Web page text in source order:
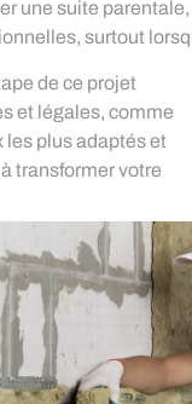
une suite
surtout
de ce projet
et légales, comme
les plus adaptés et
transformer votre
non seulement